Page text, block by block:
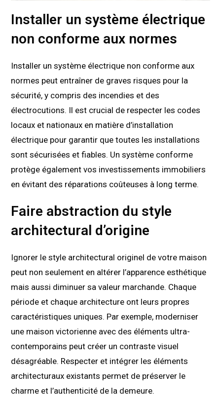
Installer un système électrique
non conforme aux normes
Installer un système électrique non conforme aux
normes peut entraîner de graves risques pour la
sécurité, y compris des incendies et des
électrocutions. Il est crucial de respecter les codes
locaux et nationaux en matière d’installation
électrique pour garantir que toutes les installations
sont sécurisées et fiables. Un système conforme
protège également vos investissements immobiliers
en évitant des réparations coûteuses à long terme.
Faire abstraction du style
architectural d’origine
Ignorer le style architectural originel de votre maison
peut non seulement en altérer l’apparence esthétique
mais aussi diminuer sa valeur marchande. Chaque
période et chaque architecture ont leurs propres
caractéristiques uniques. Par exemple, moderniser
une maison victorienne avec des éléments ultra-
contemporains peut créer un contraste visuel
désagréable. Respecter et intégrer les éléments
architecturaux existants permet de préserver le
charme et l’authenticité de la demeure.